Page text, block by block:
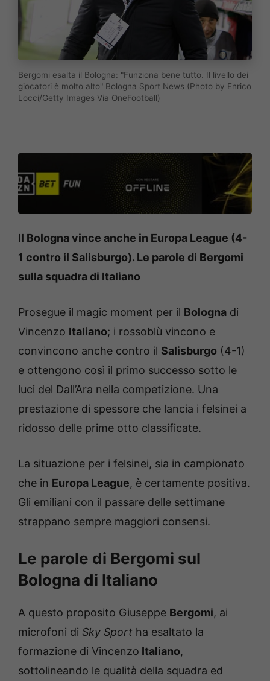
Bergomi esalta il Bologna: "Funziona bene tutto. Il livello dei
giocatori è molto alto" Bologna Sport News (Photo by Enrico
Locci/Getty Images Via OneFootball)
Il Bologna vince anche in Europa League (4-
1 contro il Salisburgo). Le parole di Bergomi
sulla squadra di Italiano
Prosegue il magic moment per il Bologna di
Vincenzo Italiano; i rossoblù vincono e
convincono anche contro il Salisburgo (4-1)
e ottengono così il primo successo sotto le
luci del Dall’Ara nella competizione. Una
prestazione di spessore che lancia i felsinei a
ridosso delle prime otto classificate.
La situazione per i felsinei, sia in campionato
che in Europa League, è certamente positiva.
Gli emiliani con il passare delle settimane
strappano sempre maggiori consensi.
Le parole di Bergomi sul
Bologna di Italiano
A questo proposito Giuseppe Bergomi, ai
microfoni di Sky Sport ha esaltato la
formazione di Vincenzo Italiano,
sottolineando le qualità della squadra ed